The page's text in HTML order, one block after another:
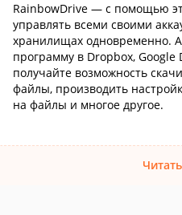
RainbowDrive — с помощью
управлять всеми своими
хранилищах одновременно.
программу в Dropbox, Google
получайте возможность
файлы, производить
на файлы и многое другое.